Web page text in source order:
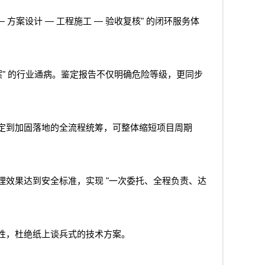
方案设计 — 工程施工 — 验收复核" 的闭环服务体
" 的行业通病。鉴定报告不仅明确危险等级，更同步
加固落地的全流程统筹，可整体缩短项目周期
效果达到安全标准，实现 "一次委托、全程负责、达
杜绝纸上谈兵式的技术方案。